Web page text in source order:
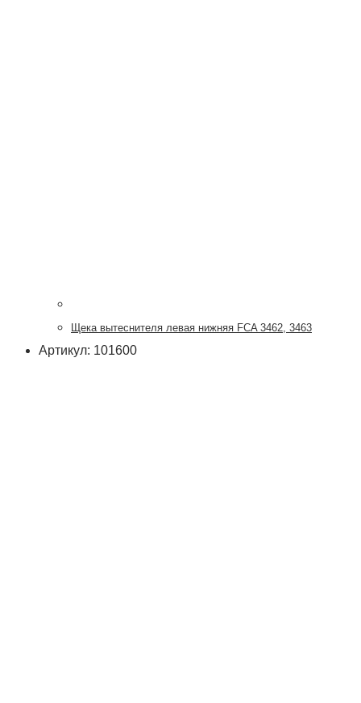
Щека вытеснителя левая нижняя FCA 3462, 3463
Артикул: 101600